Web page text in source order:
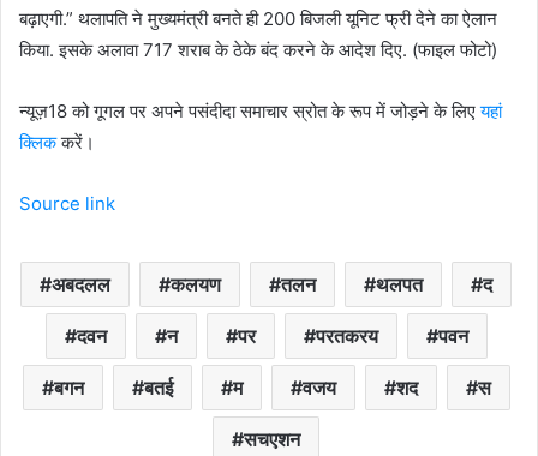
बढ़ाएगी.” थलापति ने मुख्यमंत्री बनते ही 200 बिजली यूनिट फ्री देने का ऐलान
किया. इसके अलावा 717 शराब के ठेके बंद करने के आदेश दिए. (फाइल फोटो)
न्यूज़18 को गूगल पर अपने पसंदीदा समाचार स्रोत के रूप में जोड़ने के लिएयहां
क्लिककरें।
Source link
अबदलल कलयण तलन थलपत द
दवन न पर परतकरय पवन
बगन बतई म वजय शद स
सचएशन